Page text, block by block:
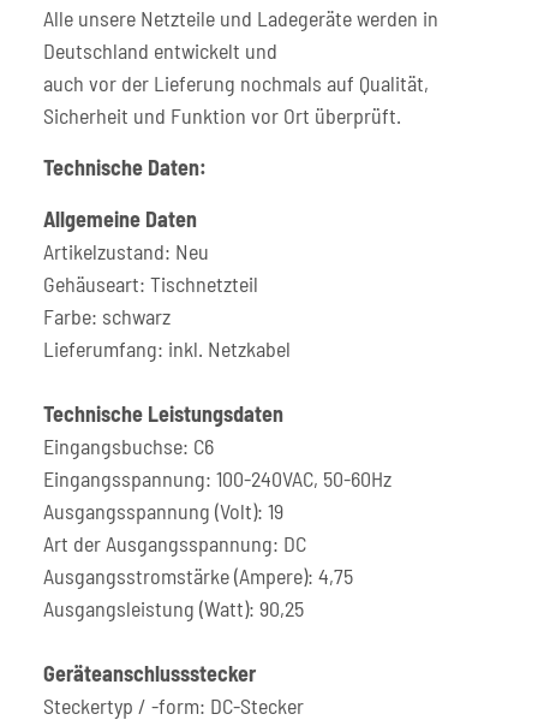
Alle unsere Netzteile und Ladegeräte werden in
Deutschland entwickelt und
auch vor der Lieferung nochmals auf Qualität,
Sicherheit und Funktion vor Ort überprüft.
Technische Daten:
Allgemeine Daten
Artikelzustand: Neu
Gehäuseart: Tischnetzteil
Farbe: schwarz
Lieferumfang: inkl. Netzkabel
Technische Leistungsdaten
Eingangsbuchse: C6
Eingangsspannung: 100-240VAC, 50-60Hz
Ausgangsspannung (Volt): 19
Art der Ausgangsspannung: DC
Ausgangsstromstärke (Ampere): 4,75
Ausgangsleistung (Watt): 90,25
Geräteanschlussstecker
Steckertyp / -form: DC-Stecker